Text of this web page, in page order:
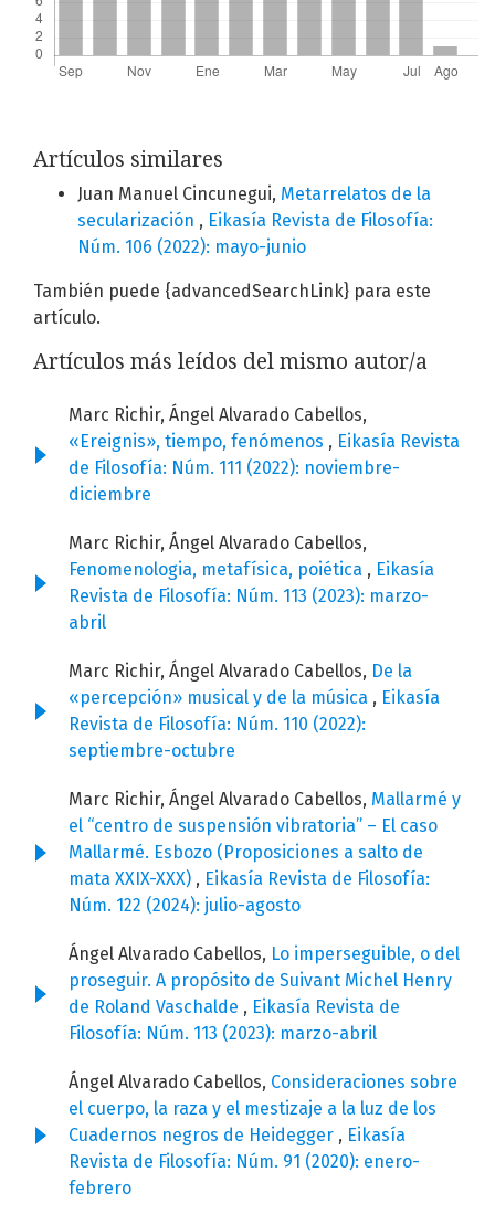
Artículos similares
Juan Manuel Cincunegui, Metarrelatos de la
secularización , Eikasía Revista de Filosofía:
Núm. 106 (2022): mayo-junio
También puede {advancedSearchLink} para este
artículo.
Artículos más leídos del mismo autor/a
Marc Richir, Ángel Alvarado Cabellos,
«Ereignis», tiempo, fenómenos , Eikasía Revista
de Filosofía: Núm. 111 (2022): noviembre-
diciembre
Marc Richir, Ángel Alvarado Cabellos,
Fenomenologia, metafísica, poiética , Eikasía
Revista de Filosofía: Núm. 113 (2023): marzo-
abril
Marc Richir, Ángel Alvarado Cabellos, De la
«percepción» musical y de la música , Eikasía
Revista de Filosofía: Núm. 110 (2022):
septiembre-octubre
Marc Richir, Ángel Alvarado Cabellos, Mallarmé y
el “centro de suspensión vibratoria” – El caso
Mallarmé. Esbozo (Proposiciones a salto de
mata XXIX-XXX) , Eikasía Revista de Filosofía:
Núm. 122 (2024): julio-agosto
Ángel Alvarado Cabellos, Lo imperseguible, o del
proseguir. A propósito de Suivant Michel Henry
de Roland Vaschalde , Eikasía Revista de
Filosofía: Núm. 113 (2023): marzo-abril
Ángel Alvarado Cabellos, Consideraciones sobre
el cuerpo, la raza y el mestizaje a la luz de los
Cuadernos negros de Heidegger , Eikasía
Revista de Filosofía: Núm. 91 (2020): enero-
febrero